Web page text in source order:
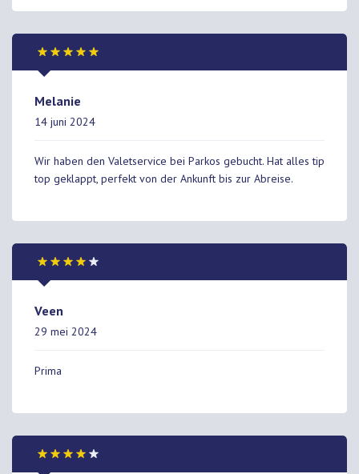
Melanie
14 juni 2024
Wir haben den Valetservice bei Parkos gebucht. Hat alles tip
top geklappt, perfekt von der Ankunft bis zur Abreise.
Veen
29 mei 2024
Prima